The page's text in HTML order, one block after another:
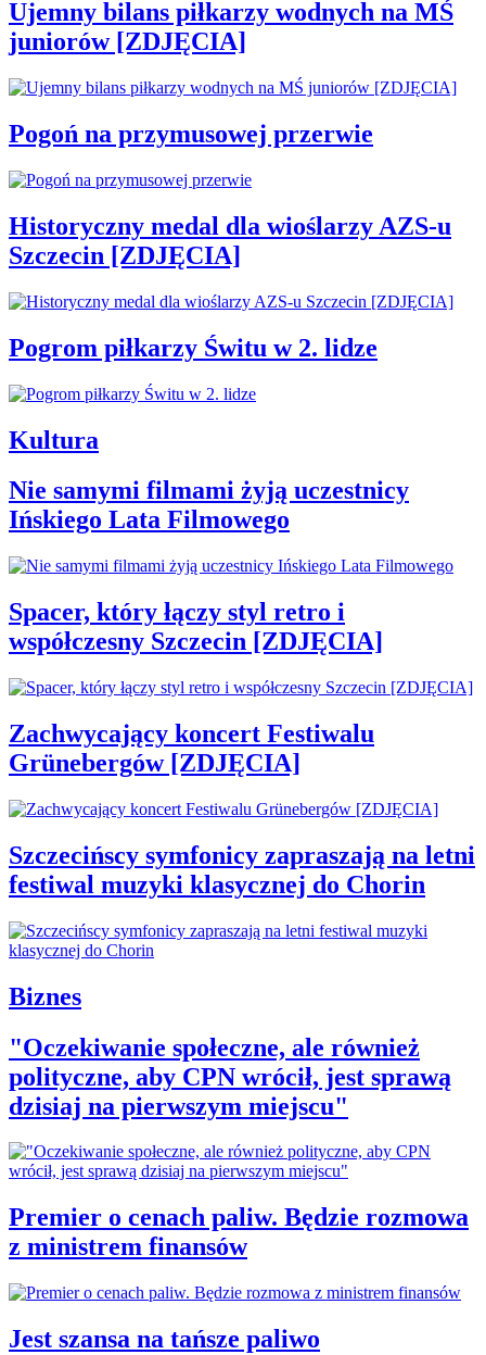
Ujemny bilans piłkarzy wodnych na MŚ
juniorów [ZDJĘCIA]
Pogoń na przymusowej przerwie
Historyczny medal dla wioślarzy AZS-u
Szczecin [ZDJĘCIA]
Pogrom piłkarzy Świtu w 2. lidze
Kultura
Nie samymi filmami żyją uczestnicy
Ińskiego Lata Filmowego
Spacer, który łączy styl retro i
współczesny Szczecin [ZDJĘCIA]
Zachwycający koncert Festiwalu
Grünebergów [ZDJĘCIA]
Szczecińscy symfonicy zapraszają na letni
festiwal muzyki klasycznej do Chorin
Biznes
"Oczekiwanie społeczne, ale również
polityczne, aby CPN wrócił, jest sprawą
dzisiaj na pierwszym miejscu"
Premier o cenach paliw. Będzie rozmowa
z ministrem finansów
Jest szansa na tańsze paliwo